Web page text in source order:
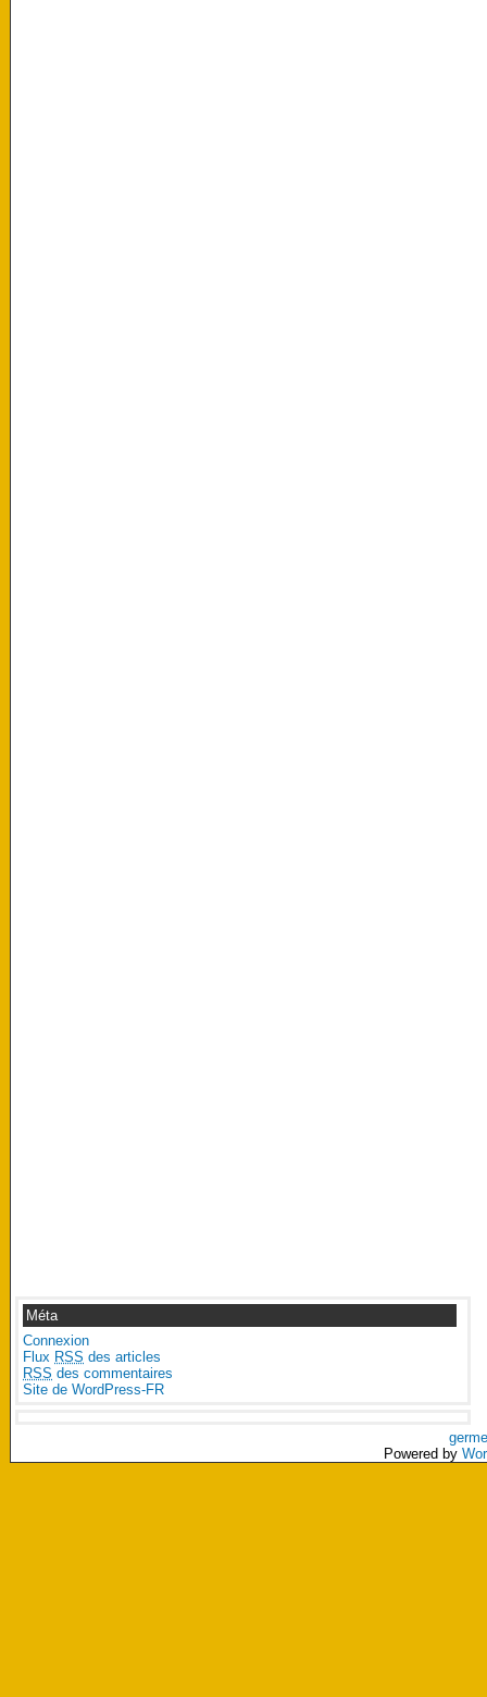
Méta
Connexion
Flux RSS des articles
RSS des commentaires
Site de WordPress-FR
Powered by